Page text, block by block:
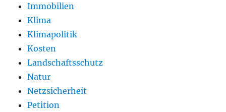
Immobilien
Klima
Klimapolitik
Kosten
Landschaftsschutz
Natur
Netzsicherheit
Petition